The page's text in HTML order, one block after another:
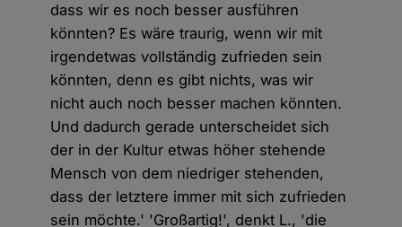
dass wir es noch besser ausführen
könnten? Es wäre traurig, wenn wir mit
irgendetwas vollständig zufrieden sein
könnten, denn es gibt nichts, was wir
nicht auch noch besser machen könnten.
Und dadurch gerade unterscheidet sich
der in der Kultur etwas höher stehende
Mensch von dem niedriger stehenden,
dass der letztere immer mit sich zufrieden
sein möchte.' 'Großartig!', denkt L., 'die